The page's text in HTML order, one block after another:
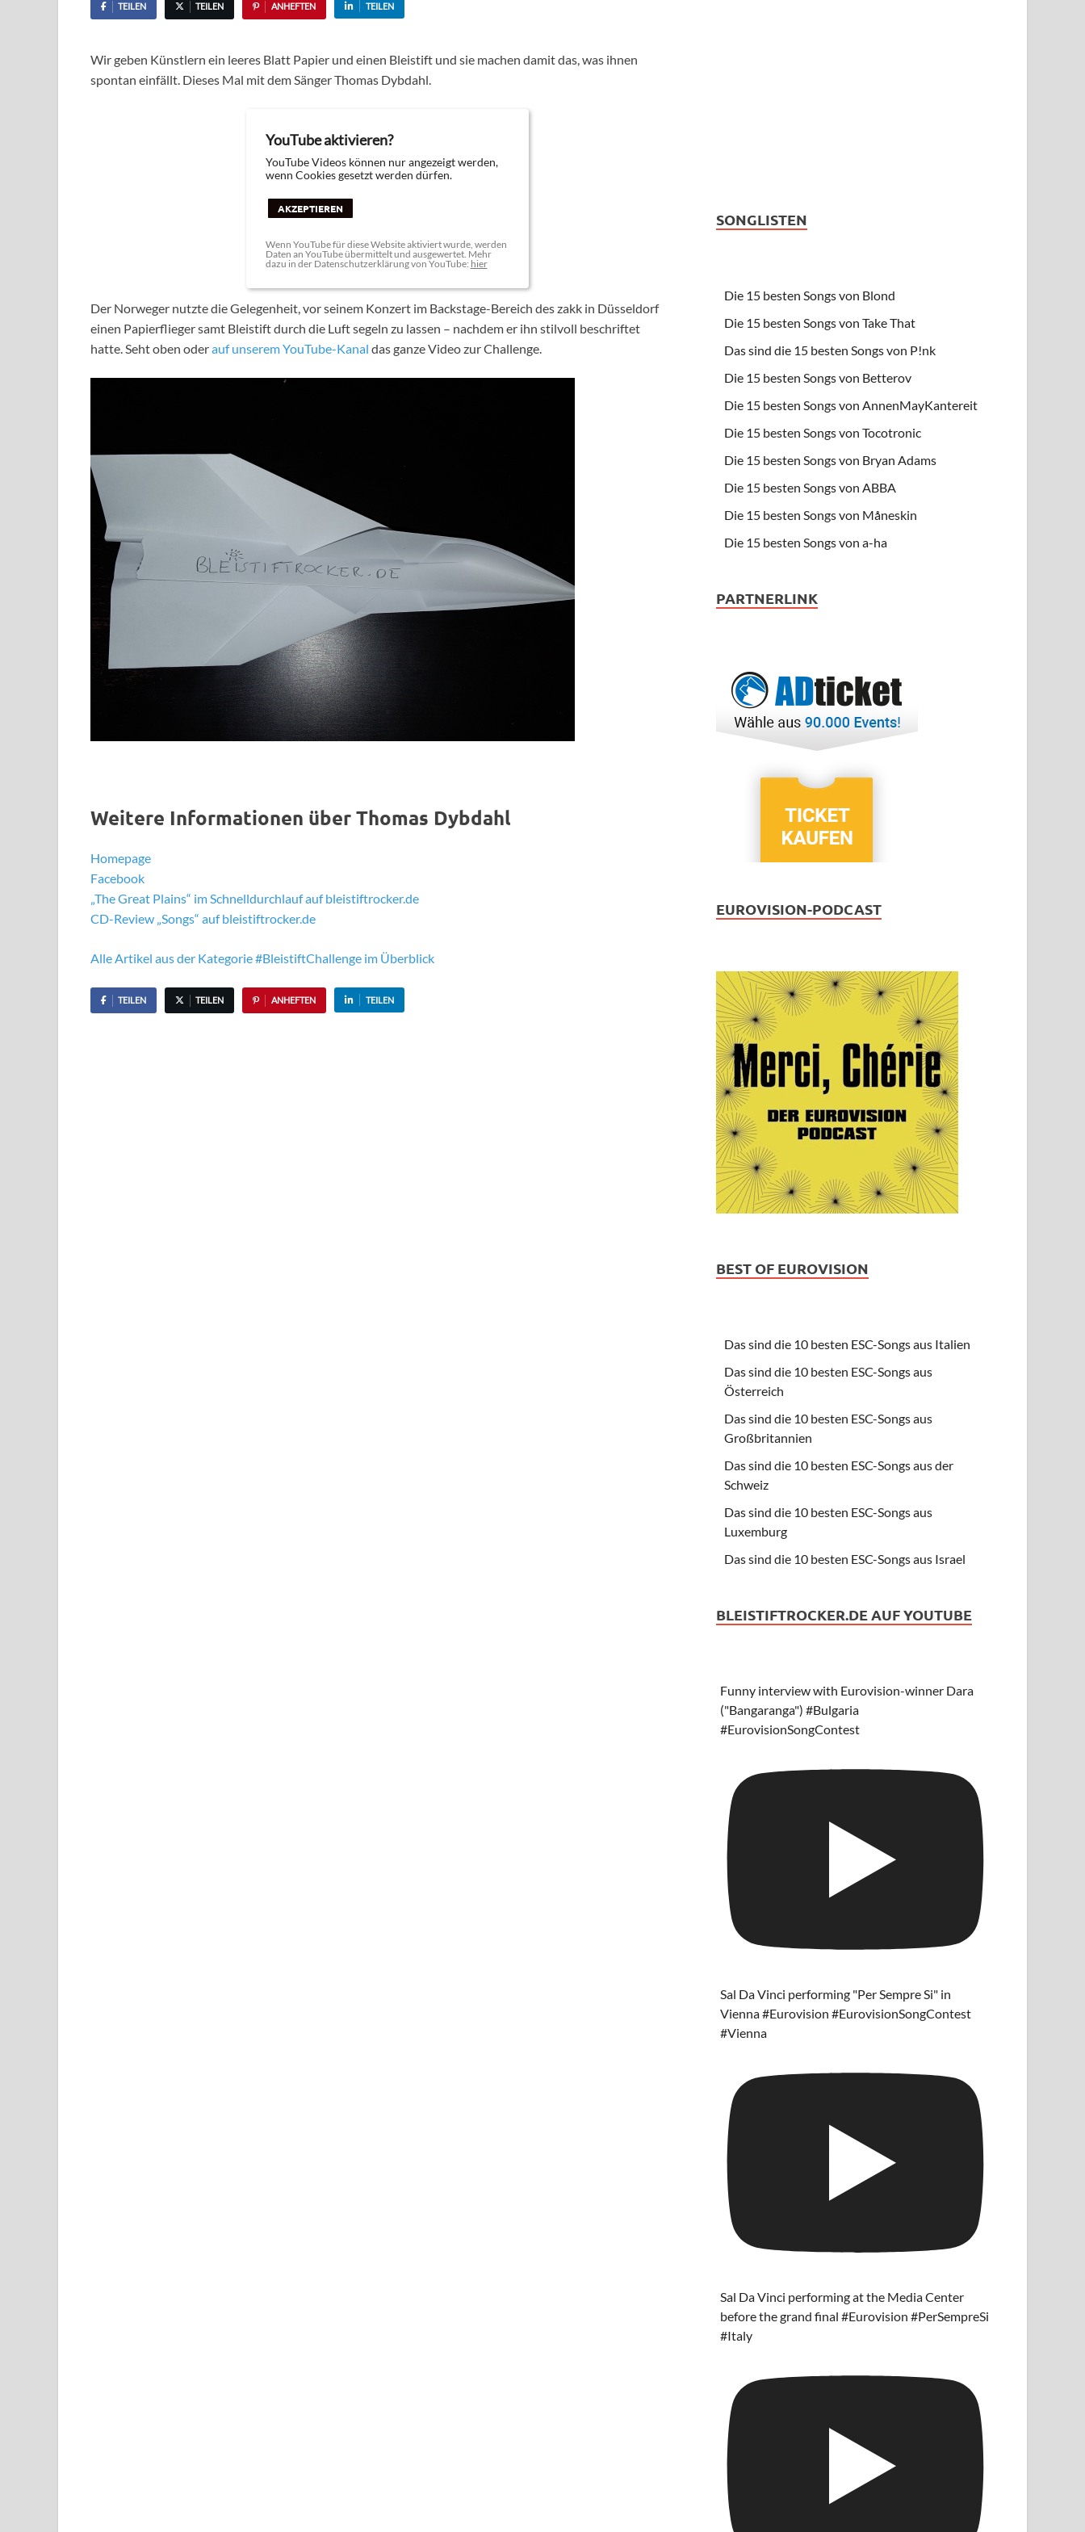
TEILEN TEILEN ANHEFTEN TEILEN
Wir geben Künstlern ein leeres Blatt Papier und einen Bleistift und sie machen damit das, was ihnen
spontan einfällt. Dieses Mal mit dem Sänger Thomas Dybdahl.
YouTube aktivieren?
YouTube Videos können nur angezeigt werden,
wenn Cookies gesetzt werden dürfen.
AKZEPTIEREN
Wenn YouTube für diese Website aktiviert wurde, werden
Daten an YouTube übermittelt und ausgewertet. Mehr
dazu in der Datenschutzerklärung von YouTube: hier
Der Norweger nutzte die Gelegenheit, vor seinem Konzert im Backstage-Bereich des zakk in Düsseldorf
einen Papierflieger samt Bleistift durch die Luft segeln zu lassen – nachdem er ihn stilvoll beschriftet
hatte. Seht oben oderauf unserem YouTube-Kanal das ganze Video zur Challenge.
Weitere Informationen über Thomas Dybdahl
Homepage
Facebook
„The Great Plains“ im Schnelldurchlauf auf bleistiftrocker.de
CD-Review „Songs“ auf bleistiftrocker.de
Alle Artikel aus der Kategorie #BleistiftChallenge im Überblick
TEILEN TEILEN ANHEFTEN TEILEN
SONGLISTEN
Die 15 besten Songs von Blond
Die 15 besten Songs von Take That
Das sind die 15 besten Songs von P!nk
Die 15 besten Songs von Betterov
Die 15 besten Songs von AnnenMayKantereit
Die 15 besten Songs von Tocotronic
Die 15 besten Songs von Bryan Adams
Die 15 besten Songs von ABBA
Die 15 besten Songs von Måneskin
Die 15 besten Songs von a-ha
PARTNERLINK
EUROVISION-PODCAST
BEST OF EUROVISION
Das sind die 10 besten ESC-Songs aus Italien
Das sind die 10 besten ESC-Songs aus
Österreich
Das sind die 10 besten ESC-Songs aus
Großbritannien
Das sind die 10 besten ESC-Songs aus der
Schweiz
Das sind die 10 besten ESC-Songs aus
Luxemburg
Das sind die 10 besten ESC-Songs aus Israel
BLEISTIFTROCKER.DE AUF YOUTUBE
Funny interview with Eurovision-winner Dara
("Bangaranga") #Bulgaria
#EurovisionSongContest
Sal Da Vinci performing "Per Sempre Si" in
Vienna #Eurovision #EurovisionSongContest
#Vienna
Sal Da Vinci performing at the Media Center
before the grand final #Eurovision #PerSempreSi
#Italy